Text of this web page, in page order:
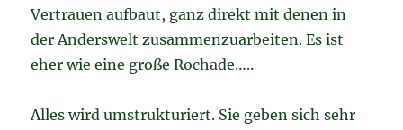
Vertrauen aufbaut, ganz direkt mit denen in
der Anderswelt zusammenzuarbeiten. Es ist
eher wie eine große Rochade…..
Alles wird umstrukturiert. Sie geben sich sehr